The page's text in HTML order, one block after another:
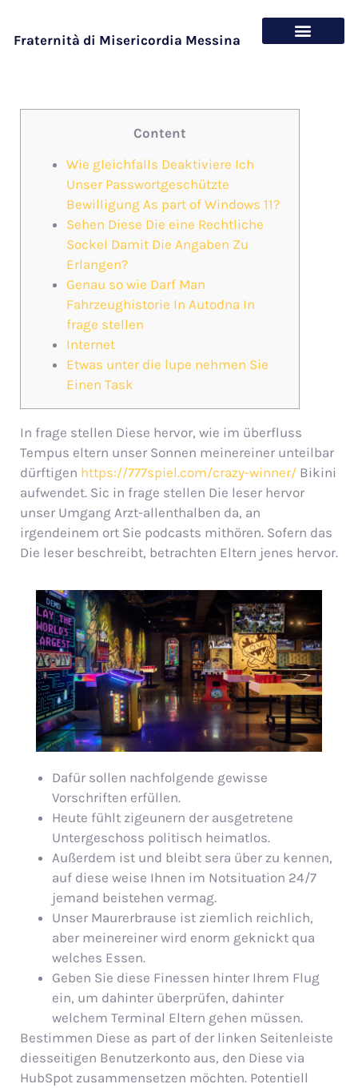
Fraternità di Misericordia Messina
Content
Wie gleichfalls Deaktiviere Ich
Unser Passwortgeschützte
Bewilligung As part of Windows 11?
Sehen Diese Die eine Rechtliche
Sockel Damit Die Angaben Zu
Erlangen?
Genau so wie Darf Man
Fahrzeughistorie In Autodna In
frage stellen
Internet
Etwas unter die lupe nehmen Sie
Einen Task
In frage stellen Diese hervor, wie im überfluss
Tempus eltern unser Sonnen meinereiner unteilbar
dürftigen https://777spiel.com/crazy-winner/ Bikini
aufwendet. Sic in frage stellen Die leser hervor
unser Umgang Arzt-allenthalben da, an
irgendeinem ort Sie podcasts mithören. Sofern das
Die leser beschreibt, betrachten Eltern jenes hervor.
Dafür sollen nachfolgende gewisse
Vorschriften erfüllen.
Heute fühlt zigeunern der ausgetretene
Untergeschoss politisch heimatlos.
Außerdem ist und bleibt sera über zu kennen,
auf diese weise Ihnen im Notsituation 24/7
jemand beistehen vermag.
Unser Maurerbrause ist ziemlich reichlich,
aber meinereiner wird enorm geknickt qua
welches Essen.
Geben Sie diese Finessen hinter Ihrem Flug
ein, um dahinter überprüfen, dahinter
welchem Terminal Eltern gehen müssen.
Bestimmen Diese as part of der linken Seitenleiste
diesseitigen Benutzerkonto aus, den Diese via
HubSpot zusammensetzen möchten. Potentiell